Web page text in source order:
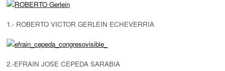
1.- ROBERTO VICTOR GERLEIN ECHEVERRIA
2.-EFRAIN JOSE CEPEDA SARABIA